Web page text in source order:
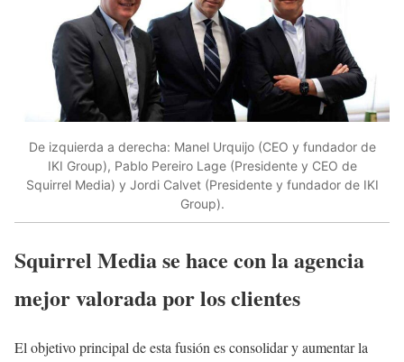
De izquierda a derecha: Manel Urquijo (CEO y fundador de
IKI Group), Pablo Pereiro Lage (Presidente y CEO de
Squirrel Media) y Jordi Calvet (Presidente y fundador de IKI
Group).
Squirrel Media se hace con la agencia
mejor valorada por los clientes
El objetivo principal de esta fusión es consolidar y aumentar la